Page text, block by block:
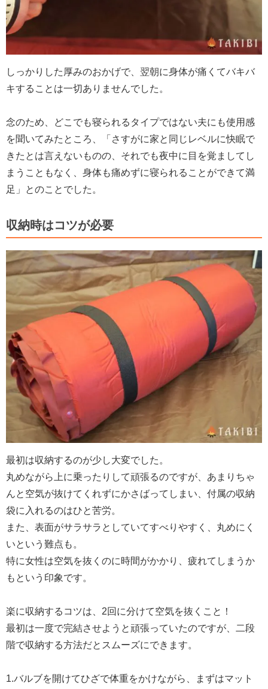
しっかりした厚みのおかげで、翌朝に身体が痛くてバキバ
キすることは一切ありませんでした。
念のため、どこでも寝られるタイプではない夫にも使用感
を聞いてみたところ、「さすがに家と同じレベルに快眠で
きたとは言えないものの、それでも夜中に目を覚ましてし
まうこともなく、身体も痛めずに寝られることができて満
足」とのことでした。
収納時はコツが必要
最初は収納するのが少し大変でした。
丸めながら上に乗ったりして頑張るのですが、あまりちゃ
んと空気が抜けてくれずにかさばってしまい、付属の収納
袋に入れるのはひと苦労。
また、表面がサラサラとしていてすべりやすく、丸めにく
いという難点も。
特に女性は空気を抜くのに時間がかかり、疲れてしまうか
もという印象です。
楽に収納するコツは、2回に分けて空気を抜くこと！
最初は一度で完結させようと頑張っていたのですが、二段
階で収納する方法だとスムーズにできます。
1.バルブを開けてひざで体重をかけながら、まずはマット